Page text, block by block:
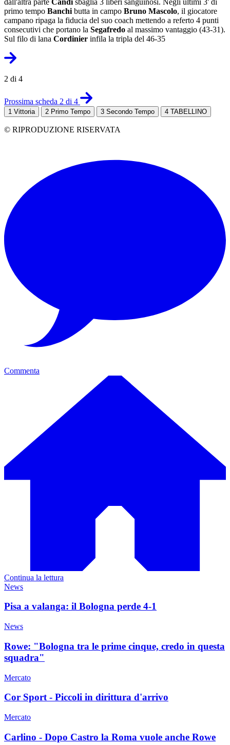
primo tempo Banchi butta in campo Bruno Mascolo, il giocatore
campano ripaga la fiducia del suo coach mettendo a referto 4 punti
consecutivi che portano la Segafredo al massimo vantaggio (43-31).
Sul filo di lana Cordinier infila la tripla del 46-35
2 di 4
Prossima scheda 2 di 4
1 Vittoria 2 Primo Tempo 3 Secondo Tempo 4 TABELLINO
© RIPRODUZIONE RISERVATA
Commenta
Continua la lettura
News
Pisa a valanga: il Bologna perde 4-1
News
Rowe: "Bologna tra le prime cinque, credo in questa
squadra"
Mercato
Cor Sport - Piccoli in dirittura d'arrivo
Mercato
Carlino - Dopo Castro la Roma vuole anche Rowe